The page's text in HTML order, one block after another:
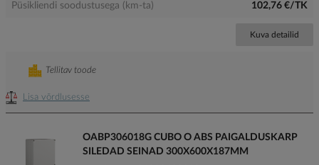
Püsikliendi soodustusega (km-ta) 102,76 €/TK
Kuva detailid
Lisa võrdlusesse
Tellitav toode
OABP306018G CUBO O ABS PAIGALDUSKARP
SILEDAD SEINAD 300X600X187MM